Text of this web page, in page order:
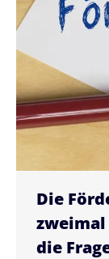
Die
zweimal
die